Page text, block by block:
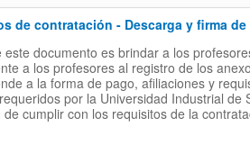
de contratación - Descarga y firma
este documento es brindar a los
a los profesores al registro de los
a la forma de pago, afiliaciones y
por la Universidad Industrial de
de cumplir con los requisitos de la